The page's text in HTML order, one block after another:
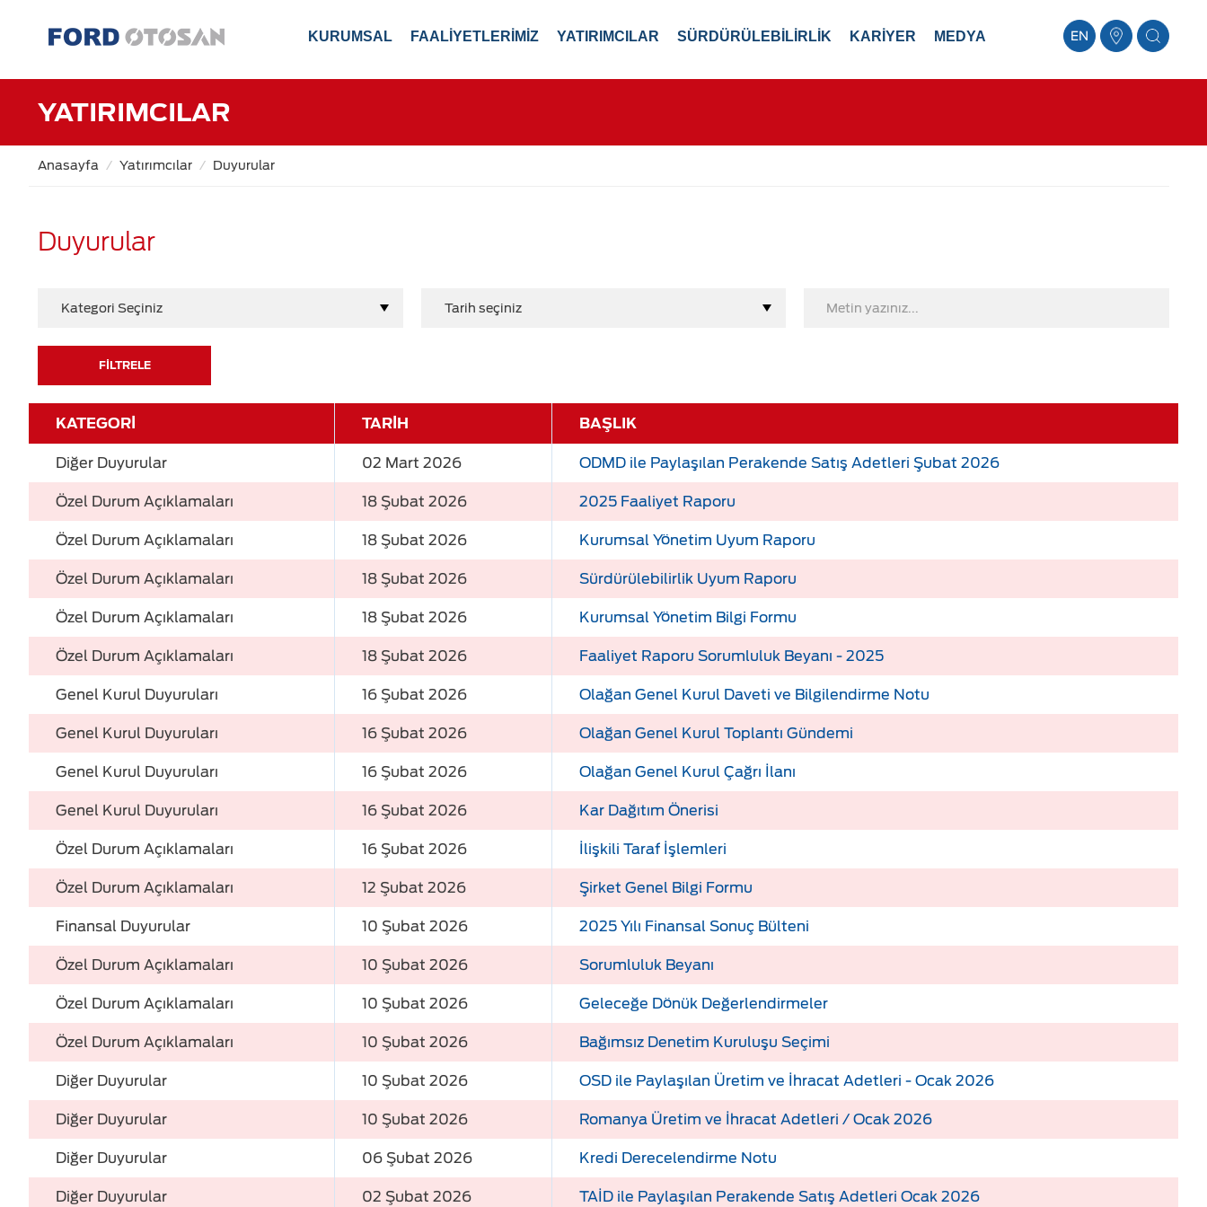
EN
KURUMSAL FAALİYETLERİMİZ YATIRIMCILAR SÜRDÜRÜLEBİLİRLİK KARİYER MEDYA
YATIRIMCILAR
Anasayfa Yatırımcılar Duyurular
Duyurular
Kategori Seçiniz Tarih seçiniz
FİLTRELE
KATEGORİ TARİH BAŞLIK
Diğer Duyurular 02 Mart 2026 ODMD ile Paylaşılan Perakende Satış Adetleri Şubat 2026
Özel Durum Açıklamaları 18 Şubat 2026 2025 Faaliyet Raporu
Özel Durum Açıklamaları 18 Şubat 2026 Kurumsal Yönetim Uyum Raporu
Özel Durum Açıklamaları 18 Şubat 2026 Sürdürülebilirlik Uyum Raporu
Özel Durum Açıklamaları 18 Şubat 2026 Kurumsal Yönetim Bilgi Formu
Özel Durum Açıklamaları 18 Şubat 2026 Faaliyet Raporu Sorumluluk Beyanı - 2025
Genel Kurul Duyuruları 16 Şubat 2026 Olağan Genel Kurul Daveti ve Bilgilendirme Notu
Genel Kurul Duyuruları 16 Şubat 2026 Olağan Genel Kurul Toplantı Gündemi
Genel Kurul Duyuruları 16 Şubat 2026 Olağan Genel Kurul Çağrı İlanı
Genel Kurul Duyuruları 16 Şubat 2026 Kar Dağıtım Önerisi
Özel Durum Açıklamaları 16 Şubat 2026 İlişkili Taraf İşlemleri
Özel Durum Açıklamaları 12 Şubat 2026 Şirket Genel Bilgi Formu
Finansal Duyurular 10 Şubat 2026 2025 Yılı Finansal Sonuç Bülteni
Özel Durum Açıklamaları 10 Şubat 2026 Sorumluluk Beyanı
Özel Durum Açıklamaları 10 Şubat 2026 Geleceğe Dönük Değerlendirmeler
Özel Durum Açıklamaları 10 Şubat 2026 Bağımsız Denetim Kuruluşu Seçimi
Diğer Duyurular 10 Şubat 2026 OSD ile Paylaşılan Üretim ve İhracat Adetleri - Ocak 2026
Diğer Duyurular 10 Şubat 2026 Romanya Üretim ve İhracat Adetleri / Ocak 2026
Diğer Duyurular 06 Şubat 2026 Kredi Derecelendirme Notu
Diğer Duyurular 02 Şubat 2026 TAİD ile Paylaşılan Perakende Satış Adetleri Ocak 2026